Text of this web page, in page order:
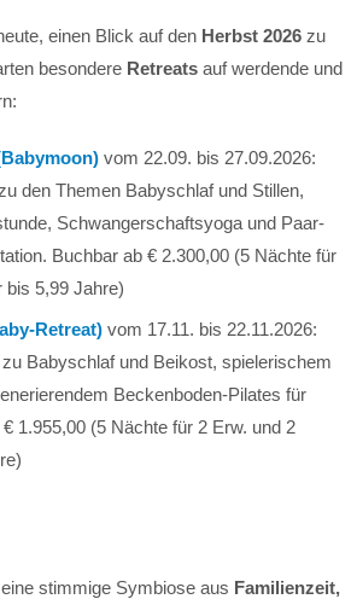
einen Blick auf den Herbst 2026 zu
besondere Retreats auf werdende und
vom 22.09. bis 27.09.2026:
den Themen Babyschlaf und Stillen,
Schwangerschaftsyoga und Paar-
Buchbar ab € 2.300,00 (5 Nächte für
bis 5,99 Jahre)
Retreat) vom 17.11. bis 22.11.2026:
Babyschlaf und Beikost, spielerischem
Beckenboden-Pilates für
1.955,00 (5 Nächte für 2 Erw. und 2
stimmige Symbiose aus Familienzeit,